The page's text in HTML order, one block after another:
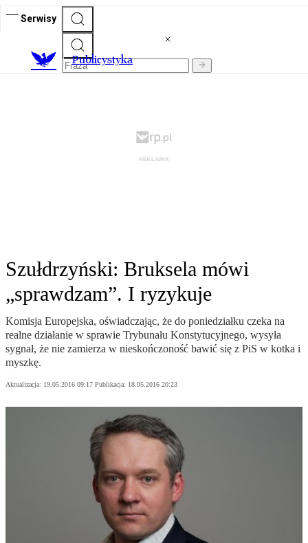
Serwisy
Publicystyka
Szułdrzyński: Bruksela mówi
„sprawdzam”. I ryzykuje
Komisja Europejska, oświadczając, że do poniedziałku czeka na
realne działanie w sprawie Trybunału Konstytucyjnego, wysyła
sygnał, że nie zamierza w nieskończoność bawić się z PiS w kotka i
myszkę.
Aktualizacja: 19.05.2016 09:17 Publikacja: 18.05.2016 20:23